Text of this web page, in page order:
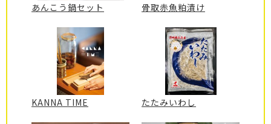
あんこう鍋セット 骨取赤魚粕漬け
KANNA TIME たたみいわし